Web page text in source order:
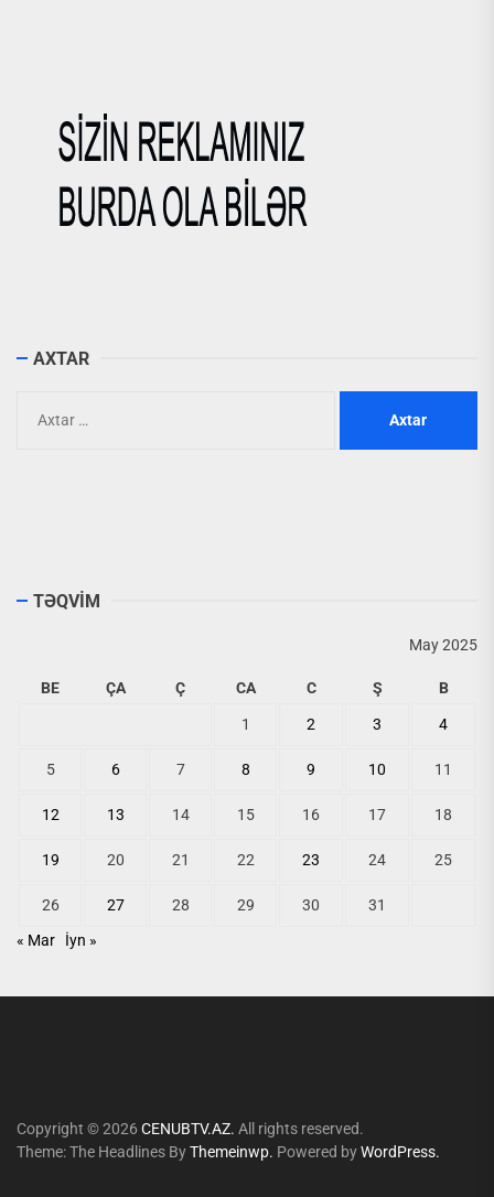
AXTAR
TƏQVİM
May 2025
BE ÇA Ç CA C Ş B
1 2 3 4
5 6 7 8 9 10 11
12 13 14 15 16 17 18
19 20 21 22 23 24 25
26 27 28 29 30
31
« Mar
İyn »
Copyright © 2026 CENUBTV.AZ. All rights reserved.
Theme: The Headlines ByThemeinwp. Powered byWordPress.